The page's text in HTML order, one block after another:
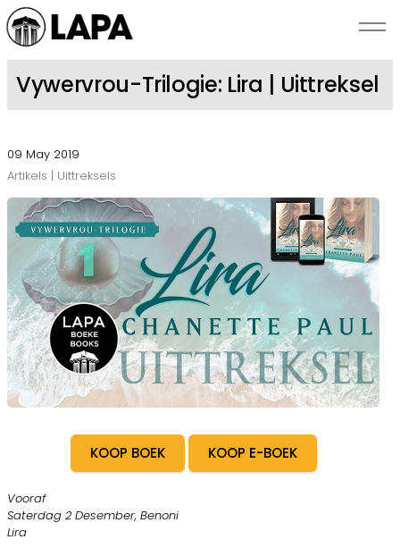
SKRYWERS
BEKENDSTELLINGS
ROMANZA
OOR LAPA
KONTAK ONS
Vywervrou-Trilogie: Lira | Uittreksel
09 May 2019
Artikels | Uittreksels
KOOP BOEK KOOP E-BOEK
Vooraf
Saterdag 2 Desember, Benoni
Lira